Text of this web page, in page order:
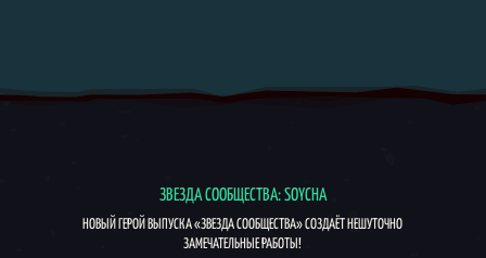
ЗВЕЗДА СООБЩЕСТВА: SOYCHA
НОВЫЙ ГЕРОЙ ВЫПУСКА «ЗВЕЗДА СООБЩЕСТВА» СОЗДАЁТ НЕШУТОЧНО
ЗАМЕЧАТЕЛЬНЫЕ РАБОТЫ!